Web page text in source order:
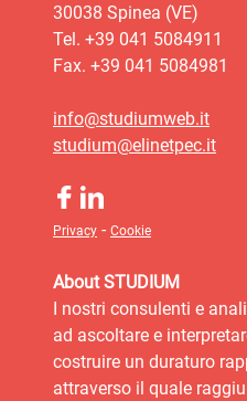
30038 Spinea (VE)
Tel. +39 041 5084911
Fax. +39 041 5084981
info@studiumweb.it
studium@elinetpec.it
Privacy - Cookie
About STUDIUM
I nostri consulenti e
ad ascoltare e
costruire un duraturo
attraverso il quale